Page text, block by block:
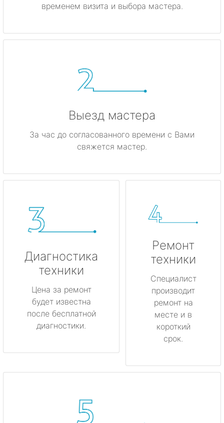
временем визита и выбора мастера.
Выезд мастера
За час до согласованного времени с Вами
свяжется мастер.
Диагностика
техники
Цена за ремонт
будет известна
после бесплатной
диагностики.
Ремонт
техники
Специалист
производит
ремонт на
месте и в
короткий
срок.